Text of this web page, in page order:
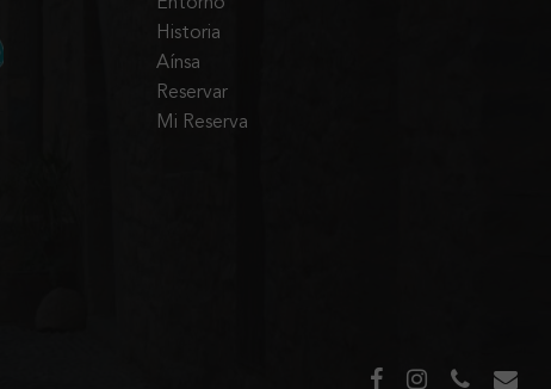
Historia
Aínsa
Reservar
Mi Reserva